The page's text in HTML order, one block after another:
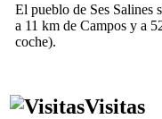
El pueblo de Ses Salines
a 11 km de Campos y a
coche).
Visitas